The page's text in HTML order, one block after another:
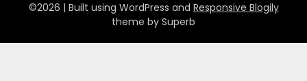
©2026 | Built using WordPress and Responsive Blogily
theme by Superb